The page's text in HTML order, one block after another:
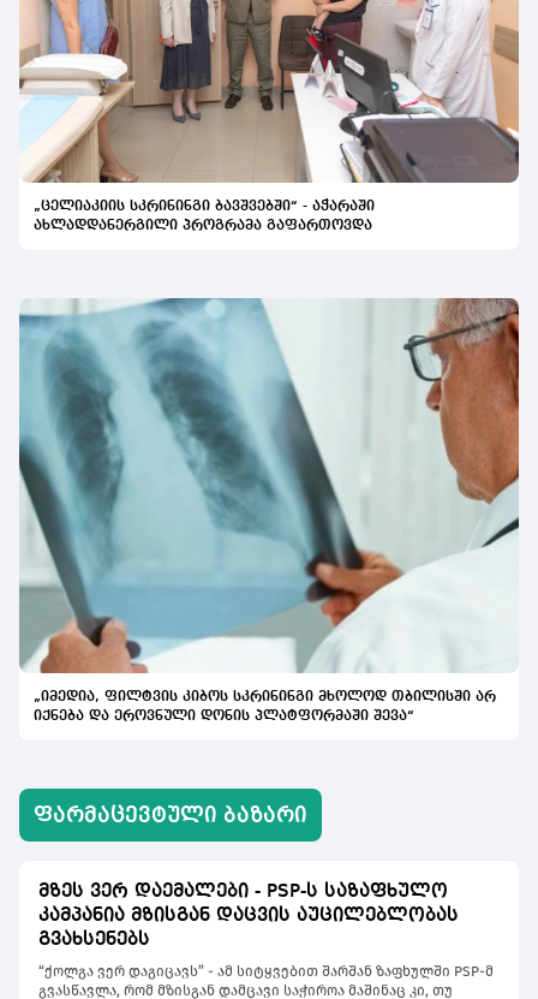
„ცელიაკიის სკრინინგი ბავშვებში“ - აჭარაში
ახლადდანერგილი პროგრამა გაფართოვდა
„იმედია, ფილტვის კიბოს სკრინინგი მხოლოდ თბილისში არ
იქნება და ეროვნული დონის პლატფორმაში შევა“
ᲤᲐᲠᲛᲐᲪᲔᲕᲢᲣᲚᲘ ᲑᲐᲖᲐᲠᲘ
მზეს ვერ დაემალები - PSP-ს საზაფხულო
კამპანია მზისგან დაცვის აუცილებლობას
გვახსენებს
“ქოლგა ვერ დაგიცავს” - ამ სიტყვებით შარშან ზაფხულში PSP-მ
გვასწავლა, რომ მზისგან დამცავი საჭიროა მაშინაც კი, თუ